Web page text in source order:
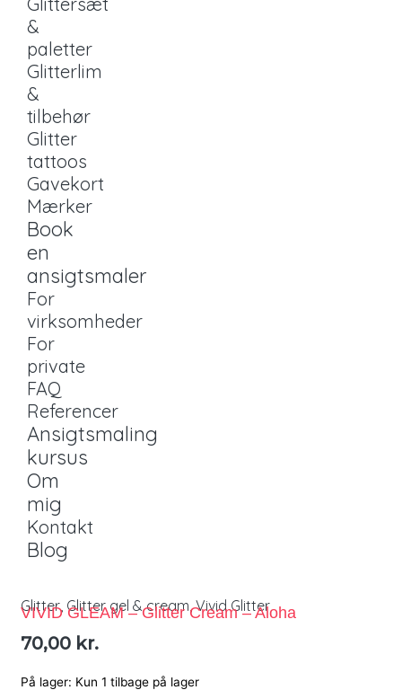
&
paletter
Glitterlim
&
tilbehør
Glitter
tattoos
Gavekort
Mærker
Book
en
ansigtsmaler
For
virksomheder
For
private
FAQ
Referencer
Ansigtsmaling
kursus
Om
mig
Kontakt
Blog
Glitter, Glitter gel & cream,Vivid Glitter
VIVID GLEAM – Glitter Cream – Aloha
70,00 kr.
På lager: Kun 1 tilbage på lager